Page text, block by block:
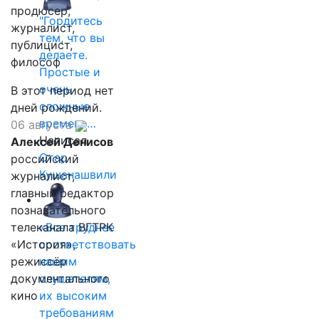
"Гордитесь
тем, что вы
делаете.
Простые и
очень
сложные
времена…
Написал
Отар
Кушанашвили
«Все труднее
соответствовать
нашим
слушателям,
их высоким
требованиям
продюсер,
журналист,
публицист,
философ
В этот период нет
дней рождений.
06 августа
Алексей Денисов
российский
журналист,
главный редактор
познавательного
телеканала ВГТРК
«История»,
режиссёр
документального
кино